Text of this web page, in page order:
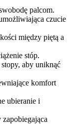
palcom.
czucie
między piętą a
stóp.
aby uniknąć
komfort
ubieranie i